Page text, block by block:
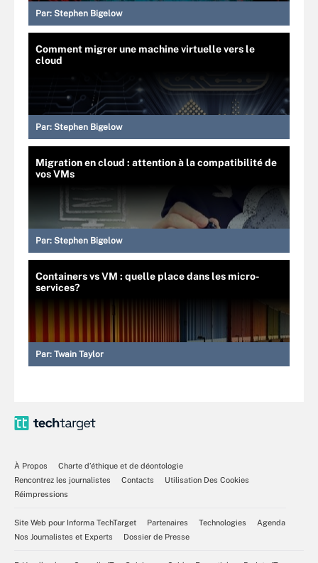
Par: Stephen Bigelow
Comment migrer une machine virtuelle vers le
cloud
Par: Stephen Bigelow
Migration en cloud : attention à la compatibilité de
vos VMs
Par: Stephen Bigelow
Containers vs VM : quelle place dans les micro-
services?
Par: Twain Taylor
À Propos
Charte d’éthique et de déontologie
Rencontrez les journalistes
Contacts
Utilisation Des Cookies
Réimpressions
Site Web pour Informa TechTarget Partenaires Technologies
Agenda
Nos Journalistes et Experts
Dossier de Presse